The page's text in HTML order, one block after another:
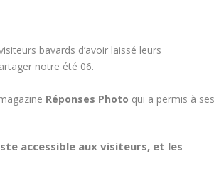
bavards d’avoir laissé leurs
notre été 06.
Réponses Photo qui a permis à ses
accessible aux visiteurs, et les